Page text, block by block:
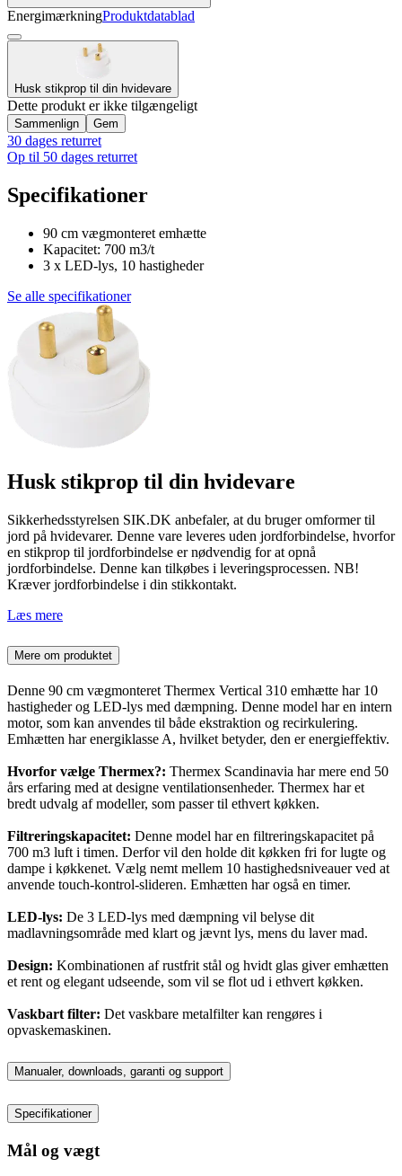
EnergimærkningProduktdatablad
Husk stikprop til din hvidevare
Dette produkt er ikke tilgængeligt
Sammenlign Gem
30 dages returret
Op til 50 dages returret
Specifikationer
90 cm vægmonteret emhætte
Kapacitet: 700 m3/t
3 x LED-lys, 10 hastigheder
Se alle specifikationer
Husk stikprop til din hvidevare
Sikkerhedsstyrelsen SIK.DK anbefaler, at du bruger omformer til
jord på hvidevarer. Denne vare leveres uden jordforbindelse, hvorfor
en stikprop til jordforbindelse er nødvendig for at opnå
jordforbindelse. Denne kan tilkøbes i leveringsprocessen. NB!
Kræver jordforbindelse i din stikkontakt.
Læs mere
Mere om produktet
Denne 90 cm vægmonteret Thermex Vertical 310 emhætte har 10
hastigheder og LED-lys med dæmpning. Denne model har en intern
motor, som kan anvendes til både ekstraktion og recirkulering.
Emhætten har energiklasse A, hvilket betyder, den er energieffektiv.
Hvorfor vælge Thermex?: Thermex Scandinavia har mere end 50
års erfaring med at designe ventilationsenheder. Thermex har et
bredt udvalg af modeller, som passer til ethvert køkken.
Filtreringskapacitet: Denne model har en filtreringskapacitet på
700 m3 luft i timen. Derfor vil den holde dit køkken fri for lugte og
dampe i køkkenet. Vælg nemt mellem 10 hastighedsniveauer ved at
anvende touch-kontrol-slideren. Emhætten har også en timer.
LED-lys: De 3 LED-lys med dæmpning vil belyse dit
madlavningsområde med klart og jævnt lys, mens du laver mad.
Design: Kombinationen af rustfrit stål og hvidt glas giver emhætten
et rent og elegant udseende, som vil se flot ud i ethvert køkken.
Vaskbart filter: Det vaskbare metalfilter kan rengøres i
opvaskemaskinen.
Manualer, downloads, garanti og support
Specifikationer
Mål og vægt